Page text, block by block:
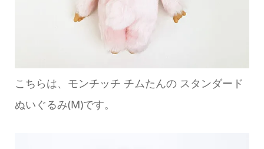
こちらは、モンチッチ チムたんの スタンダード
ぬいぐるみ(M)です。